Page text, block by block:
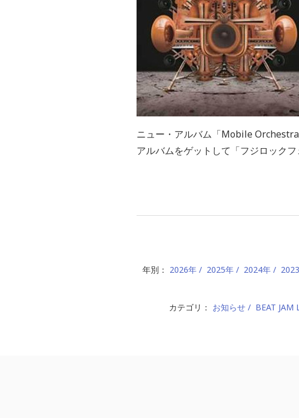
ニュー・アルバム「Mobile Orchestra
アルバムをゲットして「フジロック
年別： 2026年 2025年 2024年
カテゴリ： お知らせ BEAT JAM